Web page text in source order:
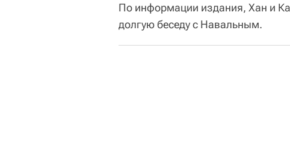
По информации издания, Хан и
долгую беседу с Навальным.